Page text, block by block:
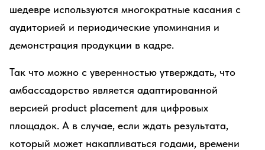
шедевре используются многократные касания с
аудиторией и периодические упоминания и
демонстрация продукции в кадре.
Так что можно с уверенностью утверждать, что
амбассадорство является адаптированной
версией product placement для цифровых
площадок. А в случае, если ждать результата,
который может накапливаться годами, времени